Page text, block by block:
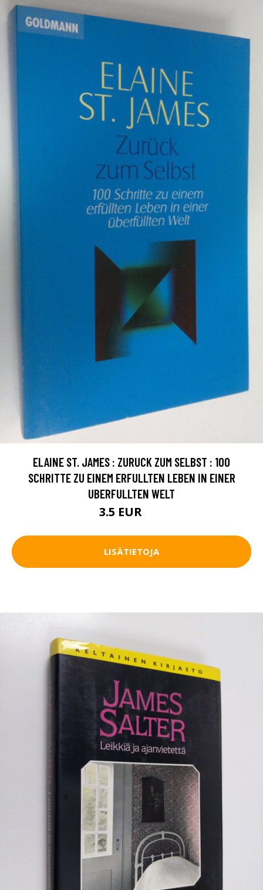
ELAINE ST. JAMES : ZURUCK ZUM SELBST : 100
SCHRITTE ZU EINEM ERFULLTEN LEBEN IN EINER
UBERFULLTEN WELT
3.5 EUR
LISÄTIETOJA